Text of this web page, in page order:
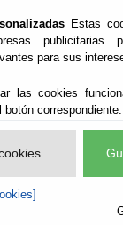
Estas
publicitarias
para sus
las cookies
botón correspondiente.